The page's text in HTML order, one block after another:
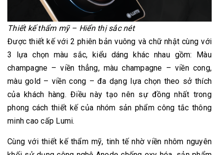
Thiết kế thẩm mỹ – Hiển thị sắc nét
Được thiết kế với 2 phiên bản vuông và chữ nhật cùng với
3 lựa chọn màu sắc, kiểu dáng khác nhau gồm: Màu
champagne – viền thẳng, màu champagne – viền cong,
màu gold – viền cong – đa dạng lựa chọn theo sở thích
của khách hàng. Điều này tạo nên sự đồng nhất trong
phong cách thiết kế của nhóm sản phẩm công tắc thông
minh cao cấp Lumi.
Cùng với thiết kế thẩm mỹ, tinh tế nhờ viền nhôm nguyên